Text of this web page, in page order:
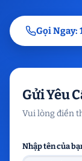
Gọi Ngay:
Gửi Yêu
Vui lòng điền
Nhập tên của